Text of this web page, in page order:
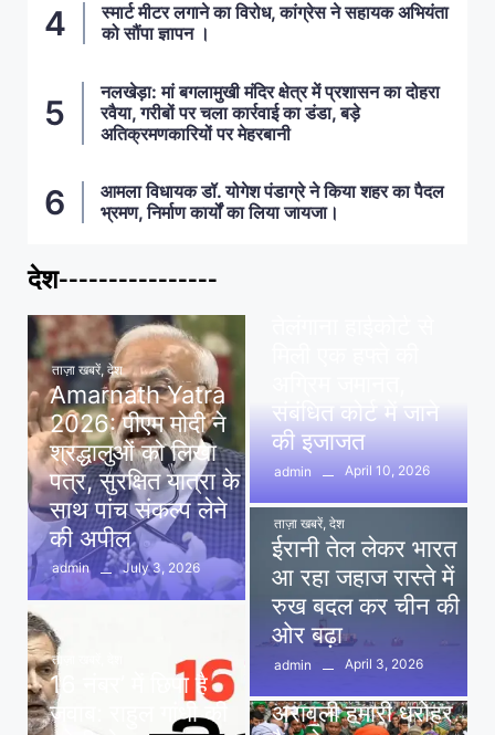
स्मार्ट मीटर लगाने का विरोध, कांग्रेस ने सहायक अभियंता
को सौंपा ज्ञापन ।
नलखेड़ा: मां बगलामुखी मंदिर क्षेत्र में प्रशासन का दोहरा
रवैया, गरीबों पर चला कार्रवाई का डंडा, बड़े
अतिक्रमणकारियों पर मेहरबानी
आमला विधायक डॉ. योगेश पंडाग्रे ने किया शहर का पैदल
भ्रमण, निर्माण कार्यों का लिया जायजा।
देश----------------
ताज़ा खबरें, देश
Amarnath Yatra
2026: पीएम मोदी ने
श्रद्धालुओं को लिखा
पत्र, सुरक्षित यात्रा के
साथ पांच संकल्प लेने
की अपील
admin July 3, 2026
ताज़ा खबरें
16 नंबर’ में छिपा है
जवाब: राहुल गांधी की
संबंधित कोर्ट में जाने
की इजाजत
admin April 10, 2026
ताज़ा खबरें, देश
ईरानी तेल लेकर भारत
आ रहा जहाज रास्ते में
रुख बदल कर चीन की
ओर बढ़ा
admin
April 3, 2026
अरावली हमारी धरोहर